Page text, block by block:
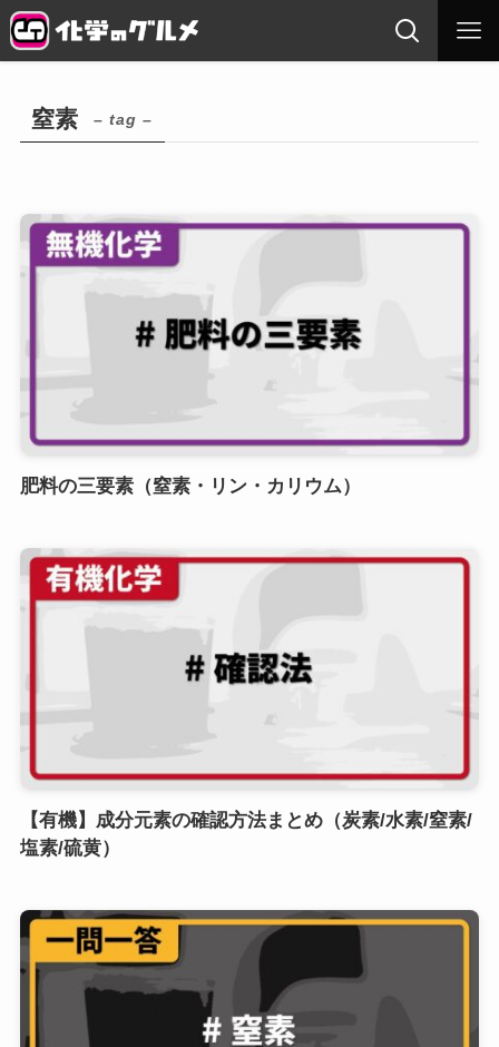
窒素 – tag –
肥料の三要素（窒素・リン・カリウム）
【有機】成分元素の確認方法まとめ（炭素/水素/窒素/
塩素/硫黄）